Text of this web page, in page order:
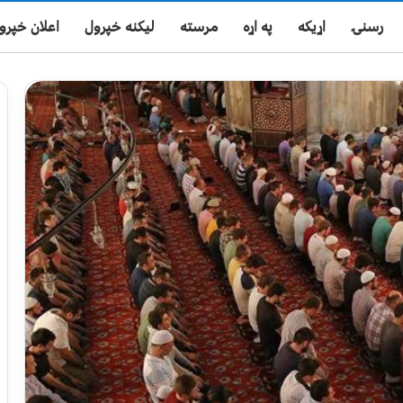
رسنۍ اړیکه په اړه مرسته لیکنه خپرول اعلان